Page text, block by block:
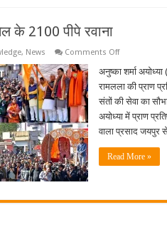
के 2100 पीपे रवाना
, News Comments Offon
से
के
लिए
तेल
के
पीपे
अनुष्का शर्मा
रामलला की प्राण
संतों की सेवा का
अयोध्या में प्राण
वाला प्रसाद जयपुर
Read More »